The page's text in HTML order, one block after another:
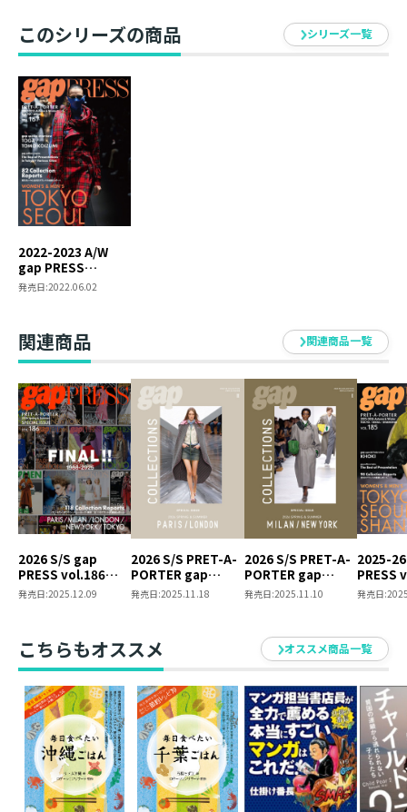
のクリエーションを鮮明なビジュアルでご紹介します！
このシリーズの商品 シリーズ一覧
2022-2023 A/W
gap PRESS
vol.167
TOKYO/SEOUL
発売日:2022.06.02
関連商品 関連商品一覧
2026 S/S gap
PRESS vol.186
PARIS / MILAN /
発売日:2025.12.09
2026 S/S PRET-A-
PORTER gap
COLLECTIONS
発売日:2025.11.18
2026 S/S PRET-A-
PORTER gap
COLLECTIONS
発売日:2025.11.10
2025-
PRESS
TOKYO
発売日:
こちらもオススメ オススメ商品一覧